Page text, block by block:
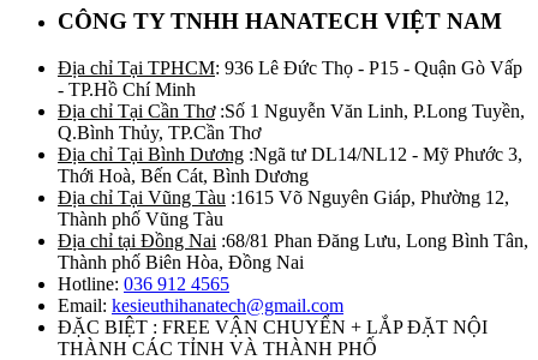
CÔNG TY TNHH HANATECH VIỆT NAM
Địa chỉ Tại TPHCM: 936 Lê Đức Thọ - P15 - Quận Gò Vấp
- TP.Hồ Chí Minh
Địa chỉ Tại Cần Thơ:Số 1 Nguyễn Văn Linh, P.Long Tuyền,
Q.Bình Thủy, TP.Cần Thơ
Địa chỉ Tại Bình Dương :Ngã tư DL14/NL12 - Mỹ Phước 3,
Thới Hoà, Bến Cát, Bình Dương
Địa chỉ Tại Vũng Tàu :1615 Võ Nguyên Giáp, Phường 12,
Thành phố Vũng Tàu
Địa chỉ tại Đồng Nai :68/81 Phan Đăng Lưu, Long Bình Tân,
Thành phố Biên Hòa, Đồng Nai
Hotline: 036 912 4565
Email: kesieuthihanatech@gmail.com
ĐẶC BIỆT : FREE VẬN CHUYỂN + LẮP ĐẶT NỘI
THÀNH CÁC TỈNH VÀ THÀNH PHỐ